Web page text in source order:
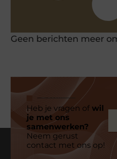
Geen berichten meer
Heb je vragen ofwil
je met ons
samenwerken?
Neem gerust
contact met ons op!